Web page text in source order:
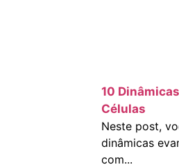
10
Células
Neste post,
dinâmicas
com...